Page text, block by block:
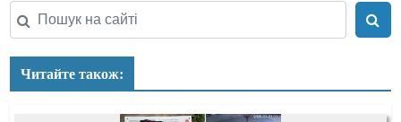
Читайте також: